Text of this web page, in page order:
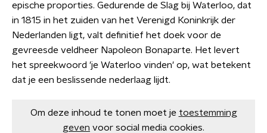
epische proporties. Gedurende de Slag bij Waterloo, dat
in 1815 in het zuiden van het Verenigd Koninkrijk der
Nederlanden ligt, valt definitief het doek voor de
gevreesde veldheer Napoleon Bonaparte. Het levert
het spreekwoord 'je Waterloo vinden' op, wat betekent
dat je een beslissende nederlaag lijdt.
Om deze inhoud te tonen moet je toestemming
geven voor social media cookies.